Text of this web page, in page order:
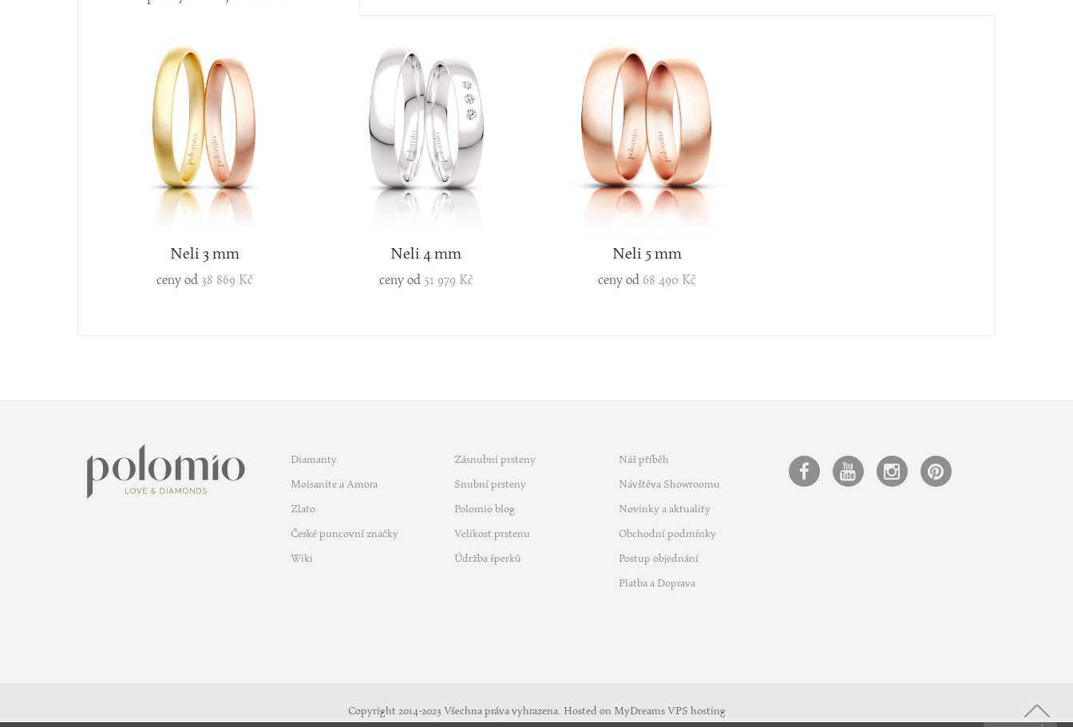
Neli 3 mm
ceny od 38 869 Kč
Neli 4 mm
ceny od 51 979 Kč
Neli 5 mm
ceny od 68 490 Kč
Diamanty
Moisanite a Amora
Zlato
České puncovní značky
Wiki
Zásnubní prsteny
Snubní prsteny
Polomio blog
Velikost prstenu
Údržba šperků
Náš příběh
Návštěva Showroomu
Novinky a aktuality
Obchodní podmínky
Postup objednání
Platba a Doprava
Copyright 2014-2023 Všechna práva vyhrazena. Hosted on MyDreams VPS hosting